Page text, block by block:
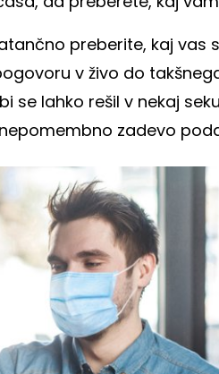
preberite, kaj vas
v živo do
se lahko rešil v nekaj
zadevo